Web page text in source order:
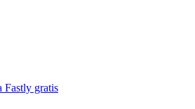
Fastly gratis